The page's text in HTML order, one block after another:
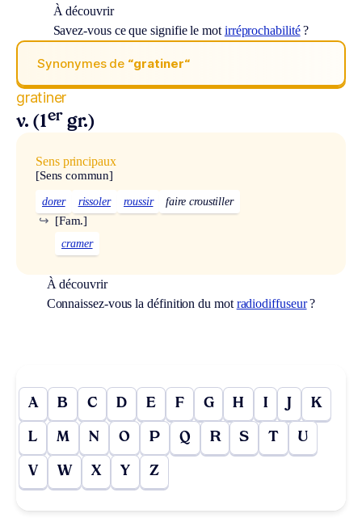
À découvrir
Savez-vous ce que signifie le motirréprochabilité?
Synonymes de “gratiner“
gratiner
v. (1er gr.)
Sens principaux
[Sens commun]
dorer rissoler roussir faire croustiller
[Fam.]
↪
cramer
À découvrir
Connaissez-vous la définition du mot radiodiffuseur?
A B C D E F G H I J K
L M N O P Q R S T U
V W X Y Z